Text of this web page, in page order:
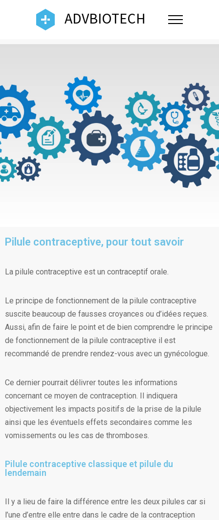
ADVBIOTECH
Pilule contraceptive, pour tout savoir
La pilule contraceptive est un contraceptif orale.
Le principe de fonctionnement de la pilule contraceptive
suscite beaucoup de fausses croyances ou d’idées reçues.
Aussi, afin de faire le point et de bien comprendre le principe
de fonctionnement de la pilule contraceptive il est
recommandé de prendre rendez-vous avec un gynécologue.
Ce dernier pourrait délivrer toutes les informations
concernant ce moyen de contraception. Il indiquera
objectivement les impacts positifs de la prise de la pilule
ainsi que les éventuels effets secondaires comme les
vomissements ou les cas de thromboses.
Pilule contraceptive classique et pilule du
lendemain
Il y a lieu de faire la différence entre les deux pilules car si
l’une d’entre elle entre dans le cadre de la contraception